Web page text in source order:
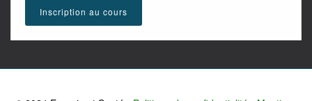
Inscription au cours